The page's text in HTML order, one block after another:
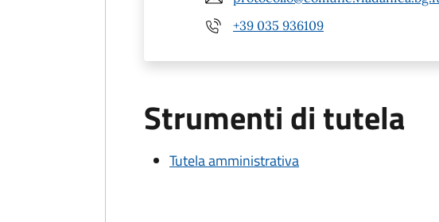
+39 035 936109
Strumenti di tutela
Tutela amministrativa